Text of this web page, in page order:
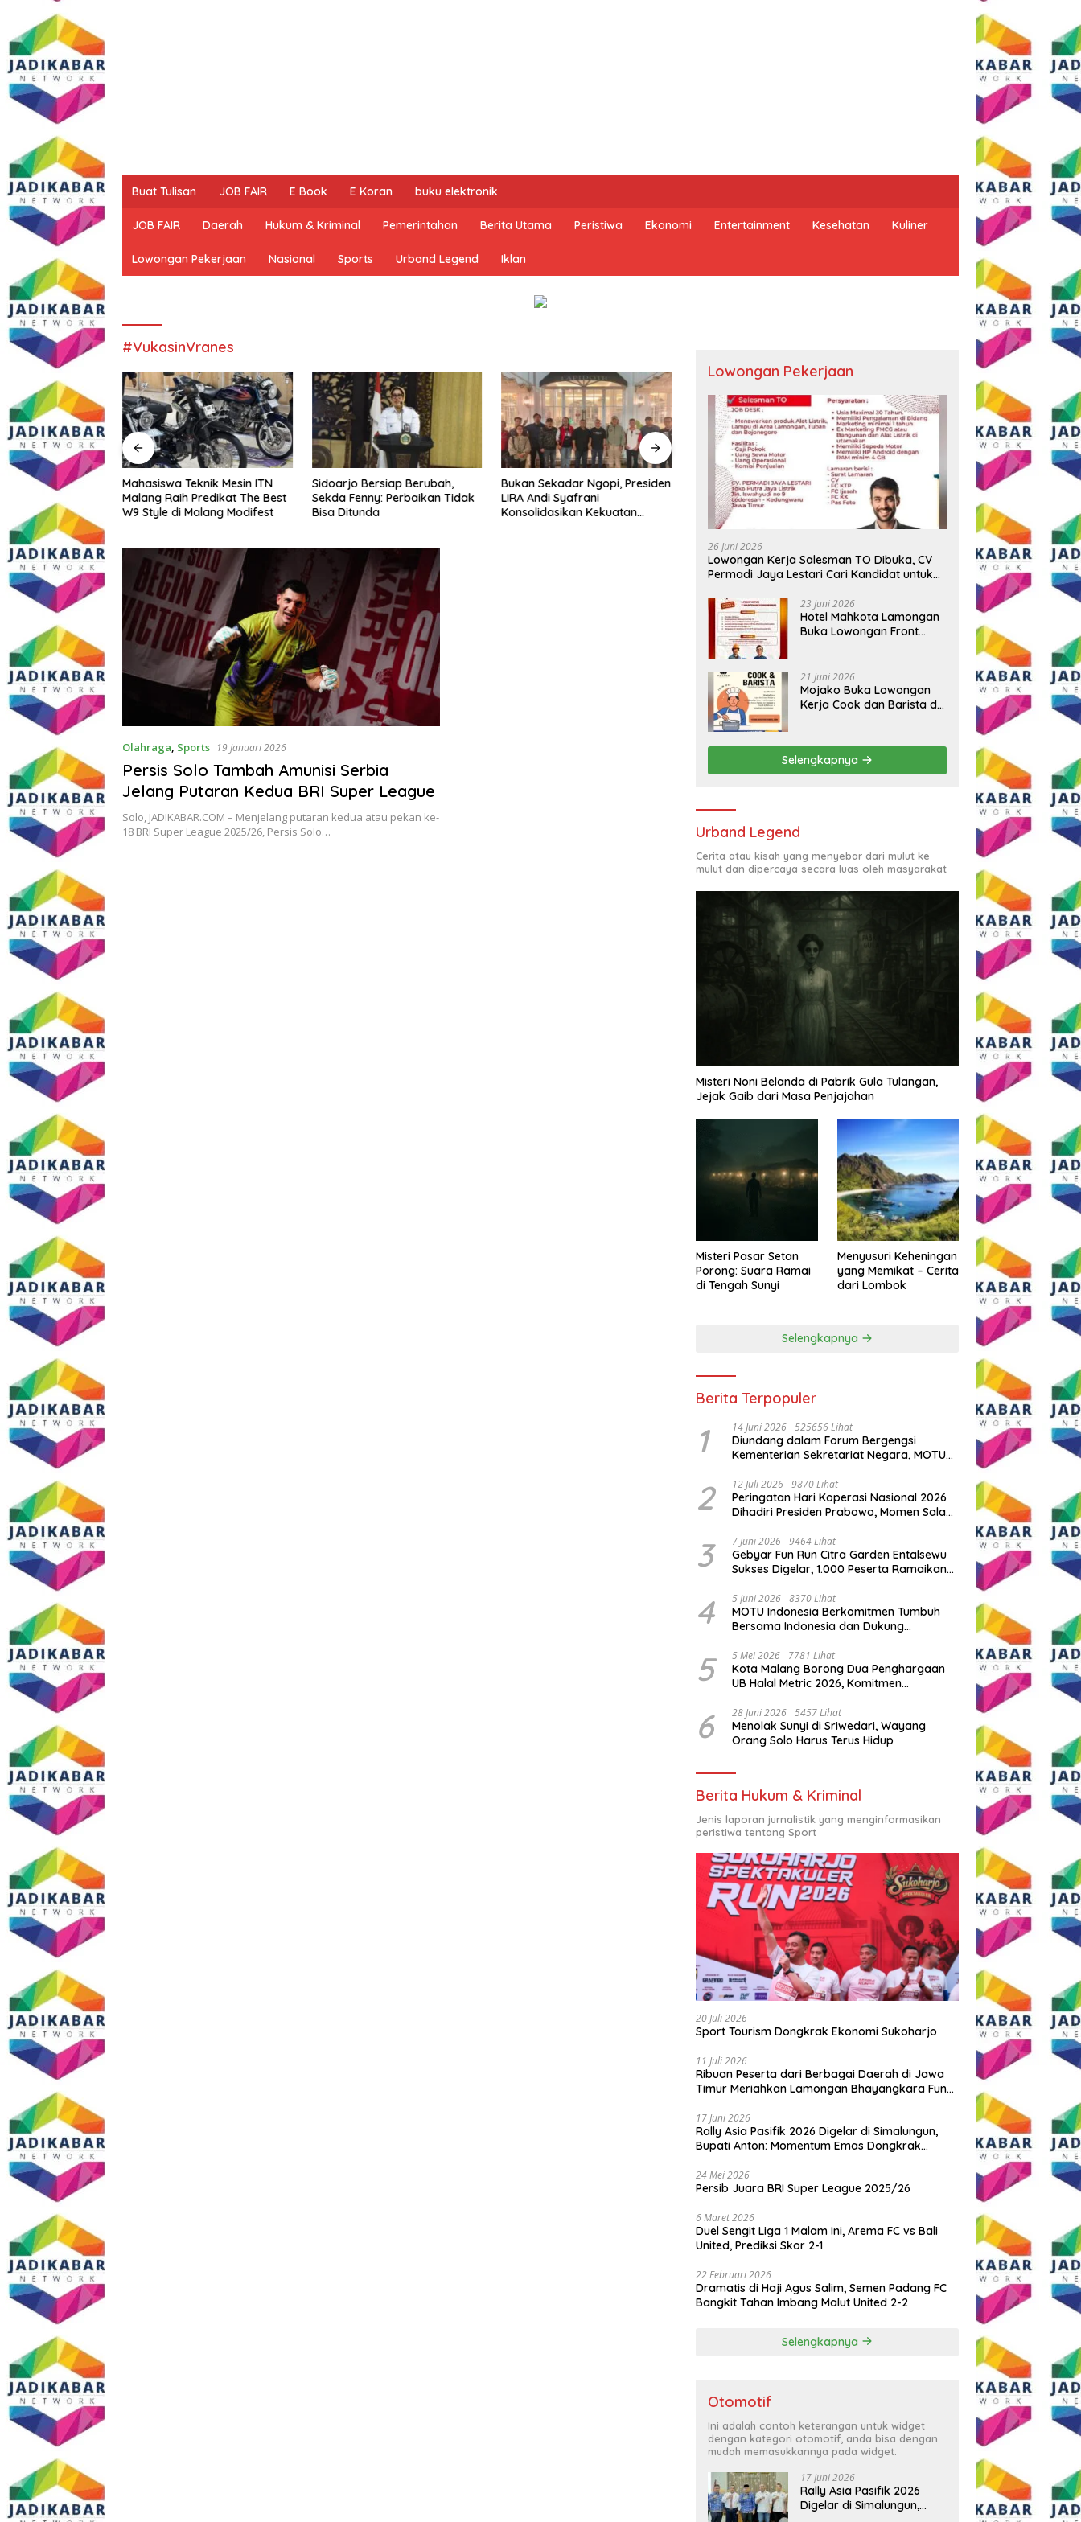
Buat Tulisan JOB FAIR E Book E Koran buku elektronik
JOB FAIR Daerah Hukum & Kriminal Pemerintahan Berita Utama Peristiwa Ekonomi Entertainment Kesehatan Kuliner
Lowongan Pekerjaan Nasional Sports Urband Legend Iklan
#VukasinVranes
GG dan
Prajurit Jaga
Mahasiswa Teknik Mesin ITN
Malang Raih Predikat The Best
W9 Style di Malang Modifest
Sidoarjo Bersiap Berubah,
Sekda Fenny: Perbaikan Tidak
Bisa Ditunda
Bukan Sekadar Ngopi, Presiden
LIRA Andi Syafrani
Konsolidasikan Kekuatan
Sambut HUT RI ke-81, Grand
Mercure Malang Mirama Gelar
Opening Ceremony Olimpiade
Agustusan 2026
DJP Jatim II Beberkan Kinerja
Pajak 2026, Penerimaan
Tembus Rp16,08 Triliun dan
Tumbuh 25,04 Persen
Olahraga, Sports 19 Januari 2026
Persis Solo Tambah Amunisi Serbia
Jelang Putaran Kedua BRI Super League
Solo, JADIKABAR.COM – Menjelang putaran kedua atau pekan ke-
18 BRI Super League 2025/26, Persis Solo…
Lowongan Pekerjaan
26 Juni 2026
Lowongan Kerja Salesman TO Dibuka, CV
Permadi Jaya Lestari Cari Kandidat untuk
23 Juni 2026
Hotel Mahkota Lamongan
Buka Lowongan Front
Syaratnya
21 Juni 2026
Mojako Buka Lowongan
Kerja Cook dan Barista di
Selengkapnya
Urband Legend
Cerita atau kisah yang menyebar dari mulut ke
mulut dan dipercaya secara luas oleh masyarakat
Misteri Noni Belanda di Pabrik Gula Tulangan,
Jejak Gaib dari Masa Penjajahan
Misteri Pasar Setan
Porong: Suara Ramai
di Tengah Sunyi
Menyusuri Keheningan
yang Memikat – Cerita
dari Lombok
Selengkapnya
Berita Terpopuler
1 14 Juni 2026 525656 Lihat
Diundang dalam Forum Bergengsi
Kementerian Sekretariat Negara, MOTU
Indonesia
2 12 Juli 2026 9870 Lihat
Peringatan Hari Koperasi Nasional 2026
Dihadiri Presiden Prabowo, Momen Salam
3 7 Juni 2026 9464 Lihat
Gebyar Fun Run Citra Garden Entalsewu
Sukses Digelar, 1.000 Peserta Ramaikan
4 5 Juni 2026 8370 Lihat
MOTU Indonesia Berkomitmen Tumbuh
Bersama Indonesia dan Dukung
5 5 Mei 2026 7781 Lihat
Kota Malang Borong Dua Penghargaan
UB Halal Metric 2026, Komitmen
6 28 Juni 2026 5457 Lihat
Menolak Sunyi di Sriwedari, Wayang
Orang Solo Harus Terus Hidup
Berita Hukum & Kriminal
Jenis laporan jurnalistik yang menginformasikan
peristiwa tentang Sport
20 Juli 2026
Sport Tourism Dongkrak Ekonomi Sukoharjo
11 Juli 2026
Ribuan Peserta dari Berbagai Daerah di Jawa
Timur Meriahkan Lamongan Bhayangkara Fun
17 Juni 2026
Rally Asia Pasifik 2026 Digelar di Simalungun,
Bupati Anton: Momentum Emas Dongkrak
24 Mei 2026
Persib Juara BRI Super League 2025/26
6 Maret 2026
Duel Sengit Liga 1 Malam Ini, Arema FC vs Bali
United, Prediksi Skor 2-1
22 Februari 2026
Dramatis di Haji Agus Salim, Semen Padang FC
Bangkit Tahan Imbang Malut United 2-2
Selengkapnya
Otomotif
Ini adalah contoh keterangan untuk widget
dengan kategori otomotif, anda bisa dengan
mudah memasukkannya pada widget.
17 Juni 2026
Rally Asia Pasifik 2026
Digelar di Simalungun,